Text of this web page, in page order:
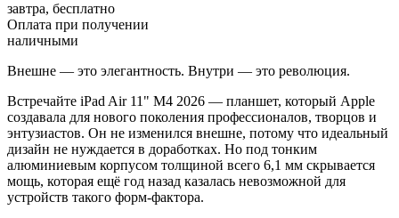
завтра, бесплатно
Оплата при получении
наличными
Внешне — это элегантность. Внутри — это революция.
Встречайте iPad Air 11" M4 2026 — планшет, который Apple
создавала для нового поколения профессионалов, творцов и
энтузиастов. Он не изменился внешне, потому что идеальный
дизайн не нуждается в доработках. Но под тонким
алюминиевым корпусом толщиной всего 6,1 мм скрывается
мощь, которая ещё год назад казалась невозможной для
устройств такого форм-фактора.